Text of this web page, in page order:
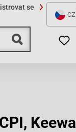
se
cz